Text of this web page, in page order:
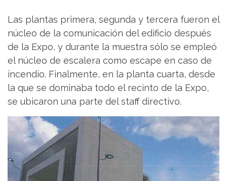
Las plantas primera, segunda y tercera fueron el
núcleo de la comunicación del edificio después
de la Expo, y durante la muestra sólo se empleó
el núcleo de escalera como escape en caso de
incendio. Finalmente, en la planta cuarta, desde
la que se dominaba todo el recinto de la Expo,
se ubicaron una parte del staff directivo.